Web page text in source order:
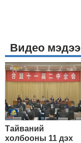
Видео мэдээ
Тайваний
холбооны 11 дэх